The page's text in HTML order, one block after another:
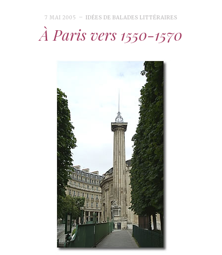
7 MAI 2005 IDÉES DE BALADES LITTÉRAIRES
À Paris vers 1550-1570